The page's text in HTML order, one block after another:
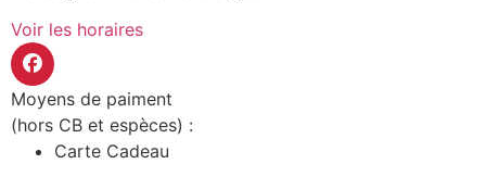
Voir les horaires
Moyens de paiment
(hors CB et espèces) :
Carte Cadeau